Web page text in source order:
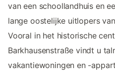
van een schoollandhuis en
lange oostelijke uitlopers
Vooral in het historische
Barkhausenstraße vindt u
vakantiewoningen en -